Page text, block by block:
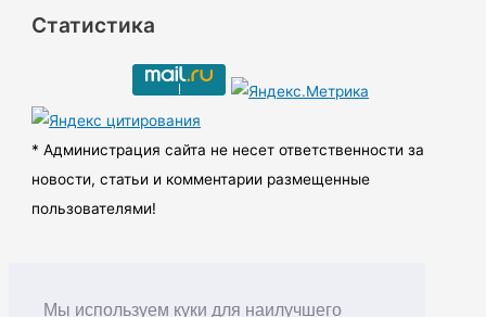
Мы используем куки для наилучшего
х
ы
Статистика
* Администрация сайта не несет ответственности за
новости, статьи и комментарии размещенные
пользователями!